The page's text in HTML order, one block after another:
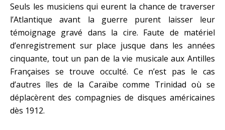
Seuls les musiciens qui eurent la chance de traverser
l’Atlantique avant la guerre purent laisser leur
témoignage gravé dans la cire. Faute de matériel
d’enregistrement sur place jusque dans les années
cinquante, tout un pan de la vie musicale aux Antilles
Françaises se trouve occulté. Ce n’est pas le cas
d’autres îles de la Caraïbe comme Trinidad où se
déplacèrent des compagnies de disques américaines
dès 1912.